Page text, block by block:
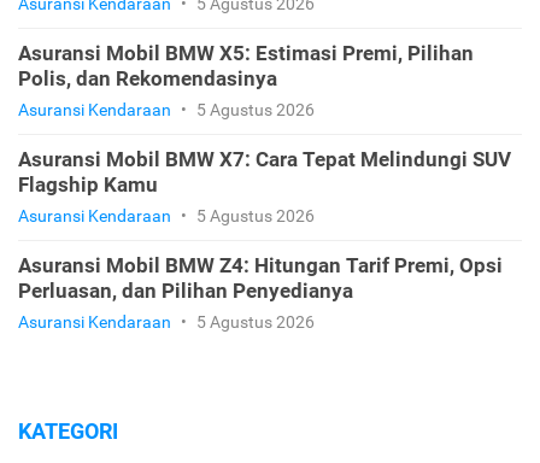
Asuransi Kendaraan • 5 Agustus 2026
Asuransi Mobil BMW X5: Estimasi Premi, Pilihan
Polis, dan Rekomendasinya
Asuransi Kendaraan • 5 Agustus 2026
Asuransi Mobil BMW X7: Cara Tepat Melindungi SUV
Flagship Kamu
Asuransi Kendaraan • 5 Agustus 2026
Asuransi Mobil BMW Z4: Hitungan Tarif Premi, Opsi
Perluasan, dan Pilihan Penyedianya
Asuransi Kendaraan • 5 Agustus 2026
KATEGORI